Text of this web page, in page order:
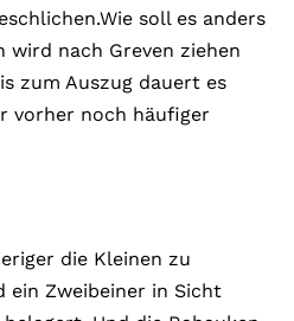
soll es anders
wird nach Greven ziehen
zum Auszug dauert es
vorher noch häufiger
die Kleinen zu
ein Zweibeiner in Sicht